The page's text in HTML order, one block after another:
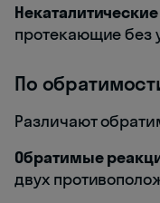
протекающие без
По
Различают
Обратимые
двух